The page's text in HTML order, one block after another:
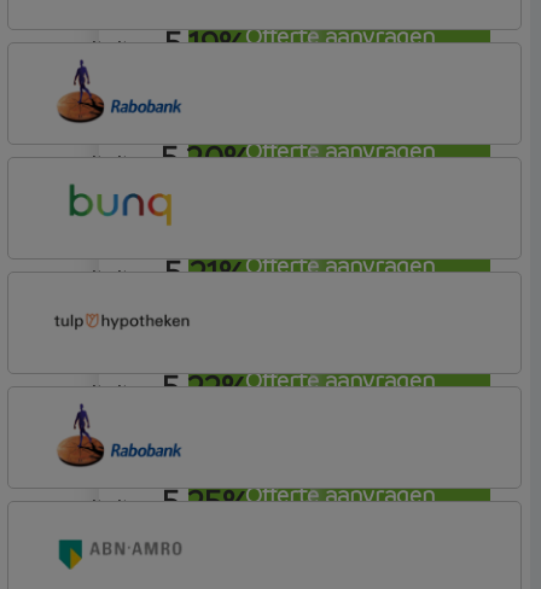
Offerte aanvragen
5,19%
Offerte aanvragen
annuiteit
5,20%
Offerte aanvragen
Nationale-Nederlanden Bank
Nationale Nederlanden
annuiteit
5,21%
Offerte aanvragen
Basisvoorwaarden
annuiteit
5,22%
Offerte aanvragen
Easy Mortgage
annuiteit
5,25%
Tulp Hypotheken
Tulp Riant Hypotheek
annuiteit
Basisvoorwaarden